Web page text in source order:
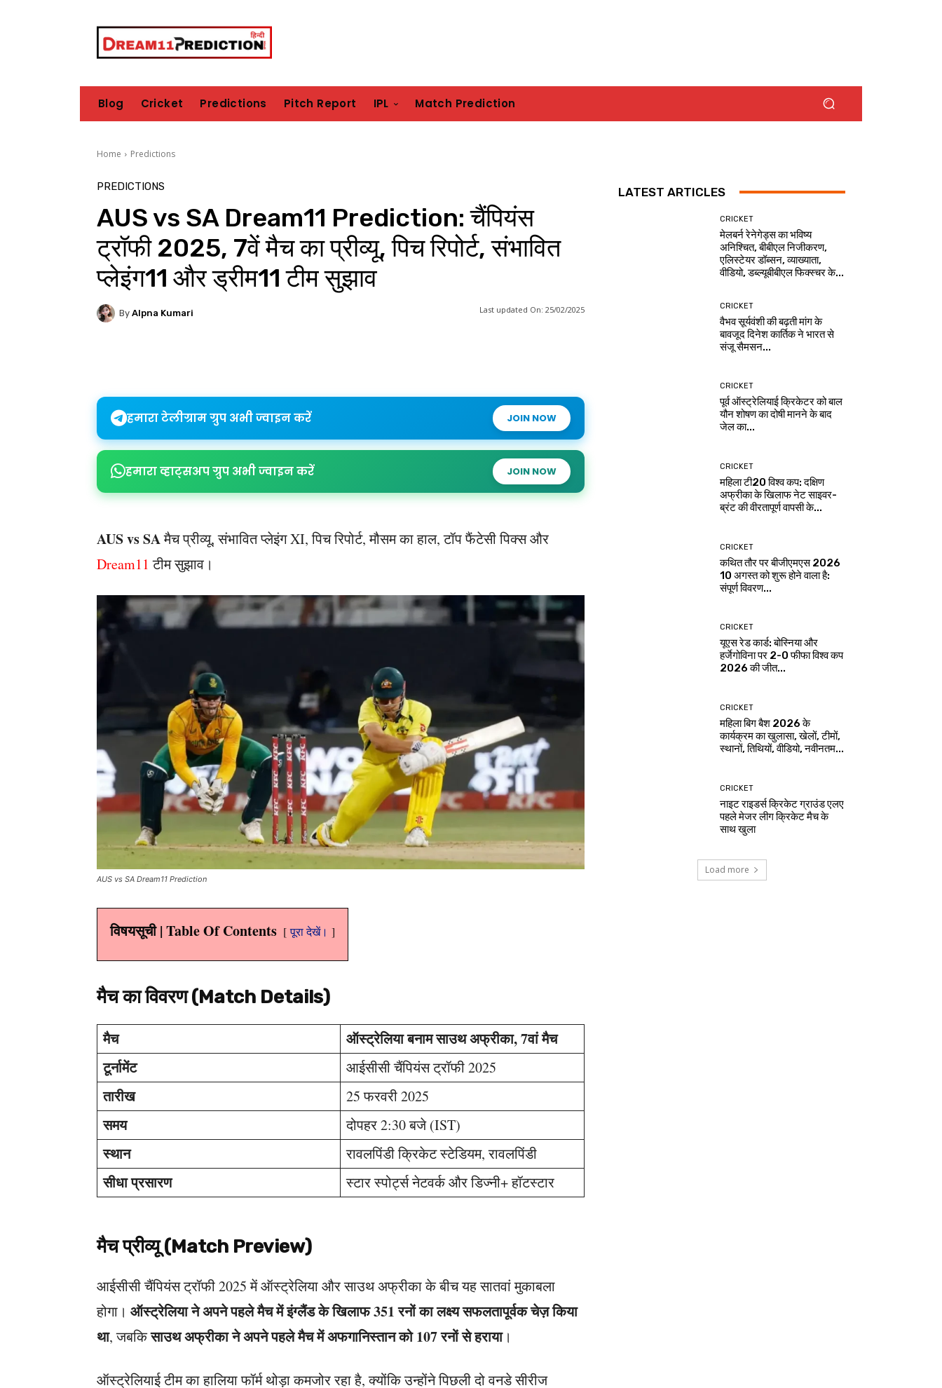
Blog Cricket Predictions Pitch Report IPL Match Prediction
Home Predictions
PREDICTIONS
AUS vs SA Dream11 Prediction: चैंपियंस
ट्रॉफी 2025, 7वें मैच का प्रीव्यू, पिच रिपोर्ट, संभावित
प्लेइंग11 और ड्रीम11 टीम सुझाव
By Alpna Kumari Last updated On: 25/02/2025
हमारा टेलीग्राम ग्रुप अभी ज्वाइन करें JOIN NOW
हमारा व्हाट्सअप ग्रुप अभी ज्वाइन करें JOIN NOW
AUS vs SAमैच प्रीव्यू, संभावित प्लेइंग XI, पिच रिपोर्ट, मौसम का हाल, टॉप फैंटेसी पिक्स और
Dream11 टीम सुझाव।
AUS vs SA Dream11 Prediction
विषयसूची | Table Of Contents पूरा देखें।
मैच का विवरण (Match Details)
मैच
ऑस्ट्रेलिया बनाम साउथ अफ्रीका, 7वां मैच
टूर्नामेंट
आईसीसी चैंपियंस ट्रॉफी 2025
तारीख 25 फरवरी 2025
समय दोपहर 2:30 बजे (IST)
स्थान रावलपिंडी क्रिकेट स्टेडियम, रावलपिंडी
सीधा प्रसारण स्टार स्पोर्ट्स नेटवर्क और डिज्नी+ हॉटस्टार
मैच प्रीव्यू (Match Preview)
आईसीसी चैंपियंस ट्रॉफी 2025 में ऑस्ट्रेलिया और साउथ अफ्रीका के बीच यह सातवां मुकाबला
होगा। ऑस्ट्रेलिया ने अपने पहले मैच में इंग्लैंड के खिलाफ 351 रनों का लक्ष्य सफलतापूर्वक चेज़ किया
था, जबकिसाउथ अफ्रीका ने अपने पहले मैच में अफगानिस्तान को 107 रनों से हराया।
ऑस्ट्रेलियाई टीम का हालिया फॉर्म थोड़ा कमजोर रहा है, क्योंकि उन्होंने पिछली दो वनडे सीरीज
LATEST ARTICLES
CRICKET
मेलबर्न रेनेगेड्स का भविष्य
अनिश्चित, बीबीएल निजीकरण,
एलिस्टेयर डॉब्सन, व्याख्याता,
वीडियो, डब्ल्यूबीबीएल फिक्स्चर के...
CRICKET
वैभव सूर्यवंशी की बढ़ती मांग के
बावजूद दिनेश कार्तिक ने भारत से
संजू सैमसन...
CRICKET
पूर्व ऑस्ट्रेलियाई क्रिकेटर को बाल
यौन शोषण का दोषी मानने के बाद
जेल का...
CRICKET
महिला टी20 विश्व कप: दक्षिण
अफ्रीका के खिलाफ नेट साइवर-
ब्रंट की वीरतापूर्ण वापसी के...
CRICKET
कथित तौर पर बीजीएमएस 2026
10 अगस्त को शुरू होने वाला है:
संपूर्ण विवरण...
CRICKET
यूएस रेड कार्ड: बोस्निया और
हर्जेगोविना पर 2-0 फीफा विश्व कप
2026 की जीत...
CRICKET
महिला बिग बैश 2026 के
कार्यक्रम का खुलासा, खेलों, टीमों,
स्थानों, तिथियों, वीडियो, नवीनतम...
CRICKET
नाइट राइडर्स क्रिकेट ग्राउंड एलए
पहले मेजर लीग क्रिकेट मैच के
साथ खुला
Load more